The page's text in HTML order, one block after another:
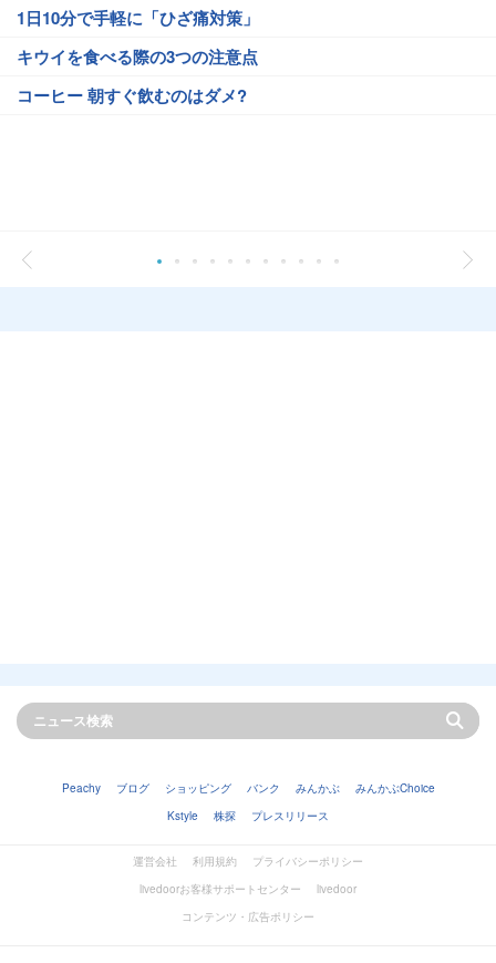
1日10分で手軽に「ひざ痛対策」
キウイを食べる際の3つの注意点
コーヒー 朝すぐ飲むのはダメ?
Peachy ブログ ショッピング バンク みんかぶ
みんかぶChoice
Kstyle
株探 プレスリリース
運営会社 利用規約
プライバシーポリシー
livedoorお客様サポートセンター
livedoor
コンテンツ・広告ポリシー